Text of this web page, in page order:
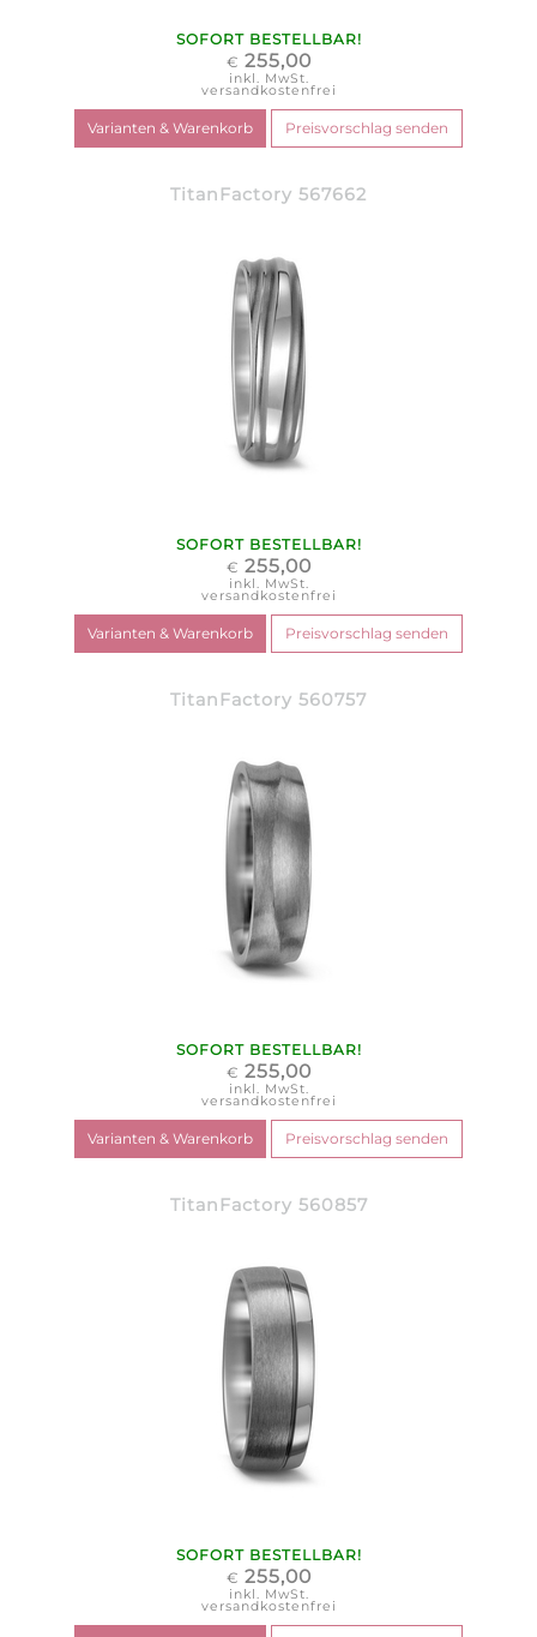
SOFORT BESTELLBAR!
€ 255,00
inkl. MwSt.
versandkostenfrei
TitanFactory 567662
SOFORT BESTELLBAR!
€ 255,00
inkl. MwSt.
versandkostenfrei
TitanFactory 560757
SOFORT BESTELLBAR!
€ 255,00
inkl. MwSt.
versandkostenfrei
TitanFactory 560857
SOFORT BESTELLBAR!
€ 255,00
inkl. MwSt.
versandkostenfrei